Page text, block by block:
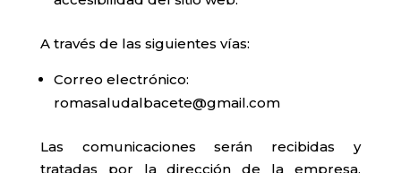
A través de las siguientes vías:
Correo electrónico:
romasaludalbacete@gmail.com
Las comunicaciones serán recibidas y
tratadas por la dirección de la empresa,